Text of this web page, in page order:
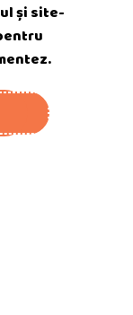
și site-